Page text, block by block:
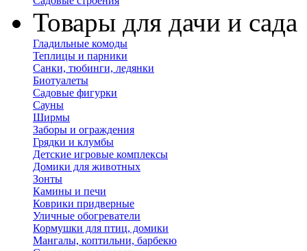
Товары для дачи и сада
Гладильные комоды
Теплицы и парники
Санки, тюбинги, ледянки
Биотуалеты
Садовые фигурки
Сауны
Ширмы
Заборы и ограждения
Грядки и клумбы
Детские игровые комплексы
Домики для животных
Зонты
Камины и печи
Коврики придверные
Уличные обогреватели
Кормушки для птиц, домики
Мангалы, коптильни, барбекю